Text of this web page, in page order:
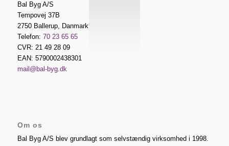
Bal Byg A/S
Tempovej 37B
2750 Ballerup, Danmark
Telefon: 70 23 65 65
CVR: 21 49 28 09
EAN: 5790002438301
mail@bal-byg.dk
Om os
Bal Byg A/S blev grundlagt som selvstændig virksomhed i 1998.